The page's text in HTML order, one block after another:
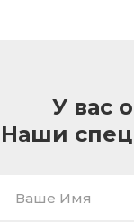
У вас
Наши